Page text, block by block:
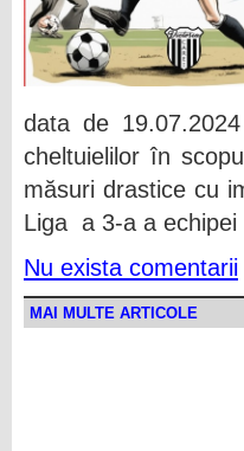
data de
cheltuielilor în
măsuri drastice cu
Liga a 3-a a echipei
Nu exista comentarii
MAI MULTE ARTICOLE